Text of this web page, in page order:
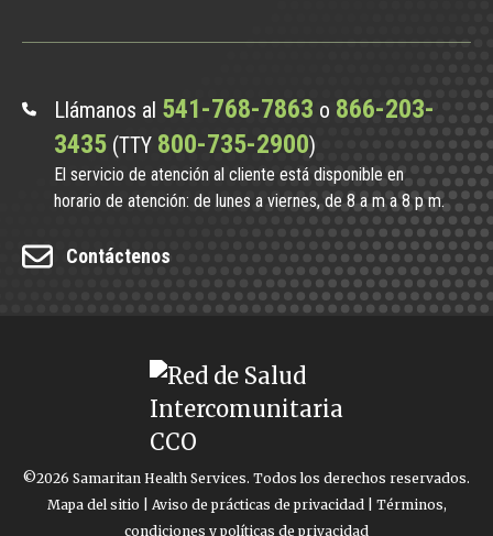
Llámanos al 541-768-7863 o 866-203-
3435(TTY 800-735-2900)
El servicio de atención al cliente está disponible en
horario de atención: de lunes a viernes, de 8 a m a 8 p m.
Contáctenos
©2026 Samaritan Health Services. Todos los derechos reservados.
Mapa del sitio
Aviso de prácticas de privacidad| Términos,
condiciones y políticas de privacidad